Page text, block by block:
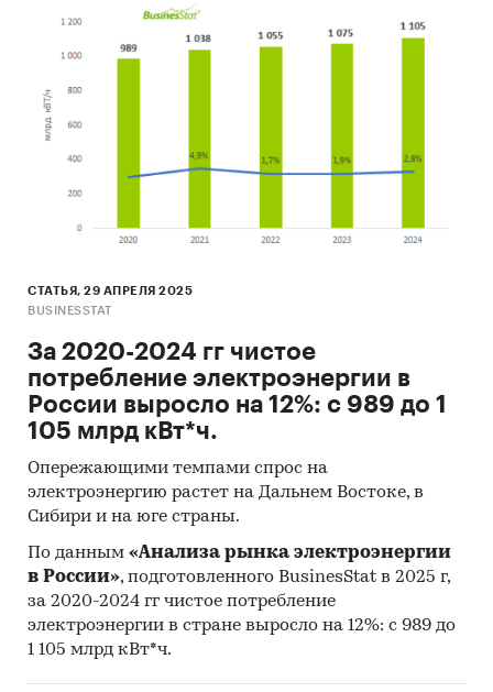
Выводы по исследованию
Источники информации:
Базы данных государственных органов
Данные налоговой службы РФ
Официальные интернет-порталы правовой
Открытые источники (сайты, порталы)
Сайты компаний
Архивы СМИ
Региональные и федеральные СМИ
Инсайдерские источники
Специализированные аналитические
Методы:
Кабинетное исследование. Поиск и анализ
информации из различных источников,
СТАТЬЯ, 29 АПРЕЛЯ 2025
BUSINESSTAT
За 2020-2024 гг чистое
потребление электроэнергии в
России выросло на 12%: с 989 до 1
105 млрд кВт*ч.
Опережающими темпами спрос на
электроэнергию растет на Дальнем Востоке, в
Сибири и на юге страны.
По данным «Анализа рынка электроэнергии
в России», подготовленного BusinesStat в 2025 г,
за 2020-2024 гг чистое потребление
электроэнергии в стране выросло на 12%: с 989 до
1 105 млрд кВт*ч.